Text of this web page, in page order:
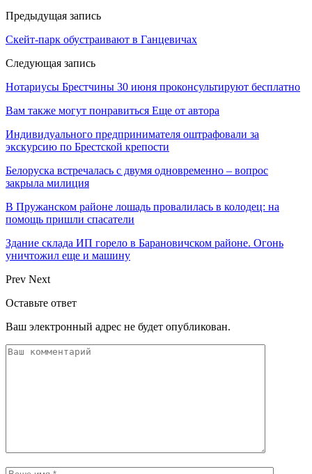
Предыдущая запись
Скейт-парк обустраивают в Ганцевичах
Следующая запись
Нотариусы Брестчины 30 июня проконсультируют бесплатно
Вам также могут понравиться Еще от автора
Индивидуального предпринимателя оштрафовали за
экскурсию по Брестской крепости
Белоруска встречалась с двумя одновременно – вопрос
закрыла милиция
В Пружанском районе лошадь провалилась в колодец: на
помощь пришли спасатели
Здание склада ИП горело в Барановичском районе. Огонь
уничтожил еще и машину
Prev Next
Оставьте ответ
Ваш электронный адрес не будет опубликован.